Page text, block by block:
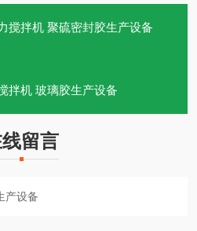
搅拌机 聚硫密封胶生产设备
拌机 玻璃胶生产设备
留言